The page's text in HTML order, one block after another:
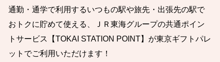
通勤・通学で利用するいつもの駅や旅先・出張先の駅で
おトクに貯めて使える、ＪＲ東海グループの共通ポイン
トサービス【TOKAI STATION POINT】が東京ギフトパレ
ットでご利用いただけます！